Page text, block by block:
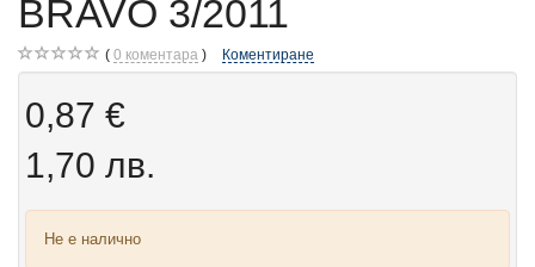
BRAVO 3/2011
0 коментара Коментиране
0,87 €
1,70 лв.
Не е налично